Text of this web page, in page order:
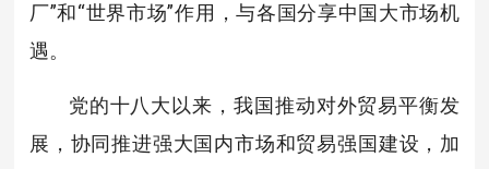
厂”和“世界市场”作用，与各国分享中国大市场机
遇。
党的十八大以来，我国推动对外贸易平衡发
展，协同推进强大国内市场和贸易强国建设，加